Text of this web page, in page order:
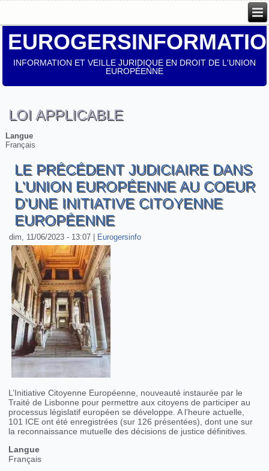
INFORMATION ET VEILLE JURIDIQUE EN DROIT DE L'UNION
EUROPÉENNE
LOI APPLICABLE
Langue
Français
LE PRÉCÉDENT JUDICIAIRE DANS
L'UNION EUROPÉENNE AU COEUR
D'UNE INITIATIVE CITOYENNE
EUROPÉENNE
dim, 11/06/2023 - 13:07 Eurogersinfo
L’Initiative Citoyenne Européenne, nouveauté instaurée par le
Traité de Lisbonne pour permettre aux citoyens de participer au
processus législatif européen se développe. A l’heure actuelle,
101 ICE ont été enregistrées (sur 126 présentées), dont une sur
la reconnaissance mutuelle des décisions de justice définitives.
Langue
Français